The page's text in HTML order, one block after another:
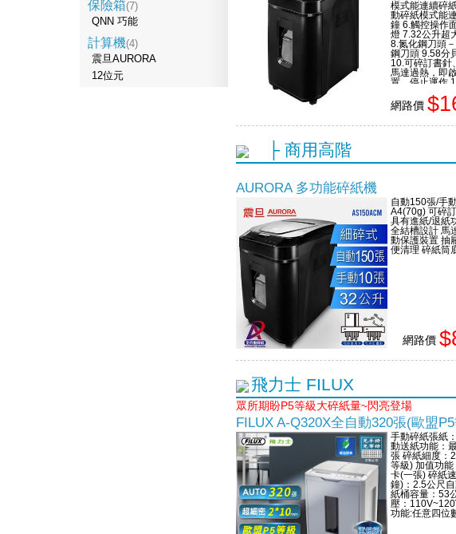
保險箱(7)
QNN 巧能
計算機(4)
震旦AURORA
12位元
模式能連續碎
動碎紙模式能
鐘 6.觸控操作
燈 7.32公升超
8.氮化鋼刀頭
鋼刀頭 9.58分
10.可碎訂書針
馬達過熱，即
置，停止運作
構設計 14.碎紙
分離，停止運
網路價
├ 商用高階
AURORA 多功能碎紙機
自動150張/手
A4(70g) 可碎
具有進紙/退紙
全結槽設計 馬
動保護裝置 抽
便清理 碎紙筒
網路價
飛力士 FILUX
眾所期盼P5等級大碎紙量~閃亮登場
FILUX A-Q320X全自動320張(歐盟
手動碎紙張紙
動送紙功能：
張 碎紙細度：
等級) 加值功能
卡(一張) 碎紙
鐘)：2.5公尺
紙桶容量：53
壓：
功能:任意四位